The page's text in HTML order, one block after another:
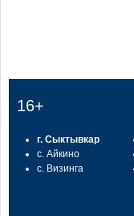
16+
г. Сыктывкар
с. Айкино
с. Визинга